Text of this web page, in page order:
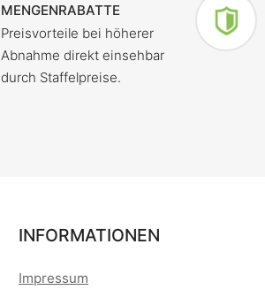
MENGENRABATTE
Preisvorteile bei höherer
Abnahme direkt einsehbar
durch Staffelpreise.
INFORMATIONEN
Impressum